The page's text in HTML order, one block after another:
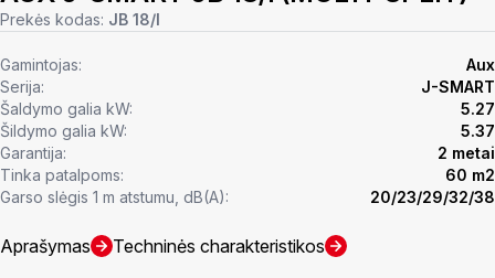
Prekės kodas: JB 18/l
Gamintojas:
Aux
Serija:
J-SMART
Šaldymo galia kW:
5.27
Šildymo galia kW:
5.37
Garantija:
2 metai
Tinka patalpoms:
60 m2
Garso slėgis 1 m atstumu, dB(A):
20/23/29/32/38
Aprašymas Techninės charakteristikos